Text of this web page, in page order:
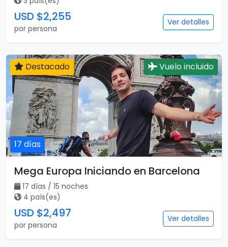
17 días
Mega Europa Iniciando en Barcelona
17 días / 15 noches
4 país(es)
USD $2,497
por persona
Ver detalles
Destacado